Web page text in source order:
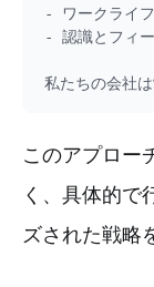
- ワークライ
- 認識とフィ
このアプロー
く、具体的で
ズされた戦略